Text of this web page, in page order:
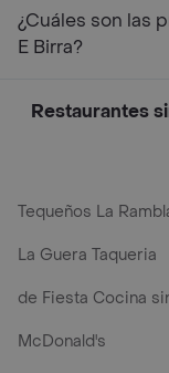
¿Cuáles son las
E Birra?
Restaurantes
Tequeños La
La Guera Taqueria
de Fiesta Cocina
McDonald's